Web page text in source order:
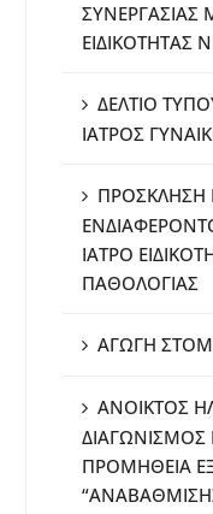
ΣΥΝΕΡΓΑΣΙΑΣ
ΕΙΔΙΚΟΤΗΤΑΣ
ΔΕΛΤΙΟ
ΙΑΤΡΟΣ
ΠΡΟΣΚΛΗΣΗ
ΙΑΤΡΟ
ΠΑΘΟΛΟΓΙΑΣ
ΑΓΩΓΗ
ΑΝΟΙΚΤΟΣ
ΔΙΑΓΩΝΙΣΜΟΣ
ΠΡΟΜΗΘΕΙΑ